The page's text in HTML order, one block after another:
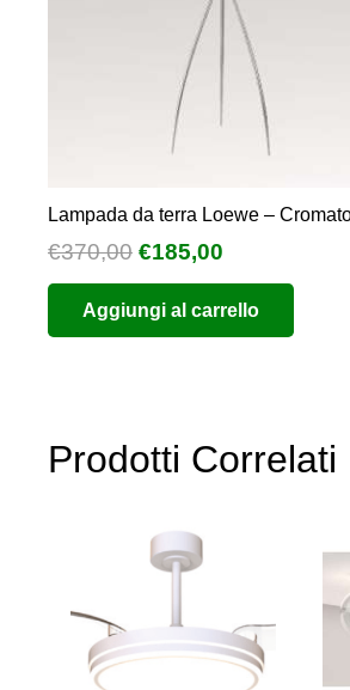
essere
scelte
nella
Lampada da terra Loewe –
€370,00 Il
prezzo
originale
era:
€185,00
prezzo
attuale
è:
Aggiungi al carrello
Prodotti Correlati